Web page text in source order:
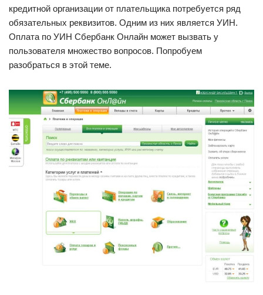
кредитной организации от плательщика потребуется ряд
обязательных реквизитов. Одним из них является УИН.
Оплата по УИН Сбербанк Онлайн может вызвать у
пользователя множество вопросов. Попробуем
разобраться в этой теме.